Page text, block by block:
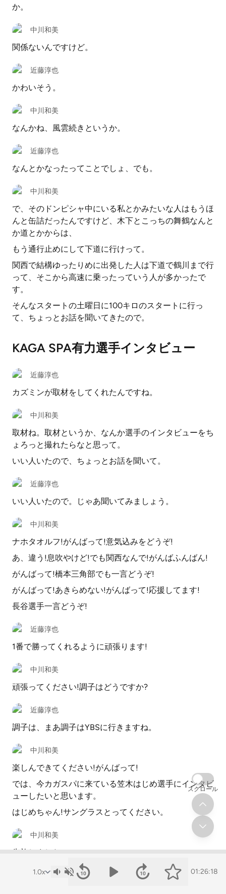
か。
中川和美
関係ないんですけど。
近藤淳也
かわいそう。
中川和美
なんかね、風雲続きというか。
近藤淳也
なんとかなったってことでしょ、でも。
中川和美
で、そのドンピシャ中にいる私とかみたいな人はもうほ
んと缶詰だったんですけど、木下とこっちの舞鶴なんと
か道とかからは、
もう通行止めにして下道に行けって。
関西で結構ゆったりめに出発した人は下道で鶴川まで行
って、そこから高速に乗ったっていう人が多かったで
す。
そんなスタートの土曜日に100キロのスタートに行っ
て、ちょっとお話を聞いてきたので。
KAGA SPA有力選手インタビュー
近藤淳也
カズミンが取材をしてくれたんですね。
中川和美
取材ね。取材というか、なんか選手のインタビューをち
ょろっと撮れたらなと思って。
いい人いたので、ちょっとお話を聞いて。
近藤淳也
いい人いたので。じゃあ聞いてみましょう。
中川和美
ナホタオルフ!がんばって!意気込みをどうぞ!
あ、違う!息吹やけど!でも関西なんで!がんばふんばん!
がんばって!橋本三角部でも一言どうぞ!
がんばって!あきらめない!がんばって!応援してます!
長谷選手一言どうぞ!
近藤淳也
1番で勝ってくれるように頑張ります!
中川和美
頑張ってください!調子はどうですか?
近藤淳也
調子は、まあ調子はYBSに行きますね。
中川和美
楽しんできてください!がんばって!
では、今カガスパに来ている笠木はじめ選手にインタビ
ューしたいと思います。
はじめちゃん!サングラスとってください。
中川和美
失礼しました。
笠木選手、カガスパ何キロに出場されますか?
01:26:18
スクロール